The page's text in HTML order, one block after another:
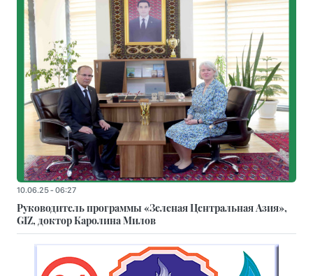
10.06.25 - 06:27
Руководитель программы «Зеленая Центральная Азия»,
GIZ, доктор Каролина Милов